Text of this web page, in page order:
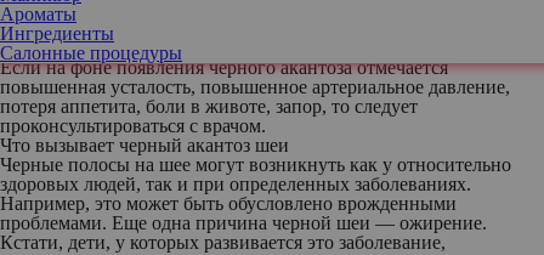
Ароматы
Ингредиенты
Салонные процедуры
Кроме потемнения и утолщения кожи симптомами черного
акантоза могут быть сухость, зуд, тепло в области
гиперпигментации, необычный запах кожи.
Если на фоне появления черного акантоза отмечается
повышенная усталость, повышенное артериальное давление,
потеря аппетита, боли в животе, запор, то следует
проконсультироваться с врачом.
Что вызывает черный акантоз шеи
Черные полосы на шее могут возникнуть как у относительно
здоровых людей, так и при определенных заболеваниях.
Например, это может быть обусловлено врожденными
проблемами. Еще одна причина черной шеи — ожирение.
Кстати, дети, у которых развивается это заболевание,